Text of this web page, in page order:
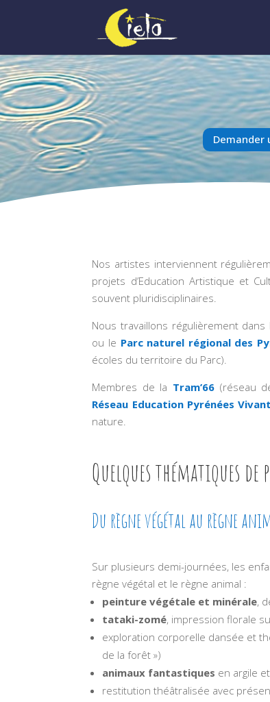
Demander
Nos artistes interviennent
projets d’Education Artistique et
souvent pluridisciplinaires.
Nous travaillons régulièrement
ou le Parc naturel régional des
écoles du territoire du Parc).
Membres de la Tram’66 (réseau
Réseau Education Pyrénées
nature.
Quelques thématiques de
Du règne végétal au règne
Sur plusieurs demi-journées, les
règne végétal et le règne animal :
peinture végétale et minérale,
tataki-zomé, impression florale
exploration corporelle dansée et
de la forêt »)
animaux fantastiques en argile
restitution théâtralisée avec